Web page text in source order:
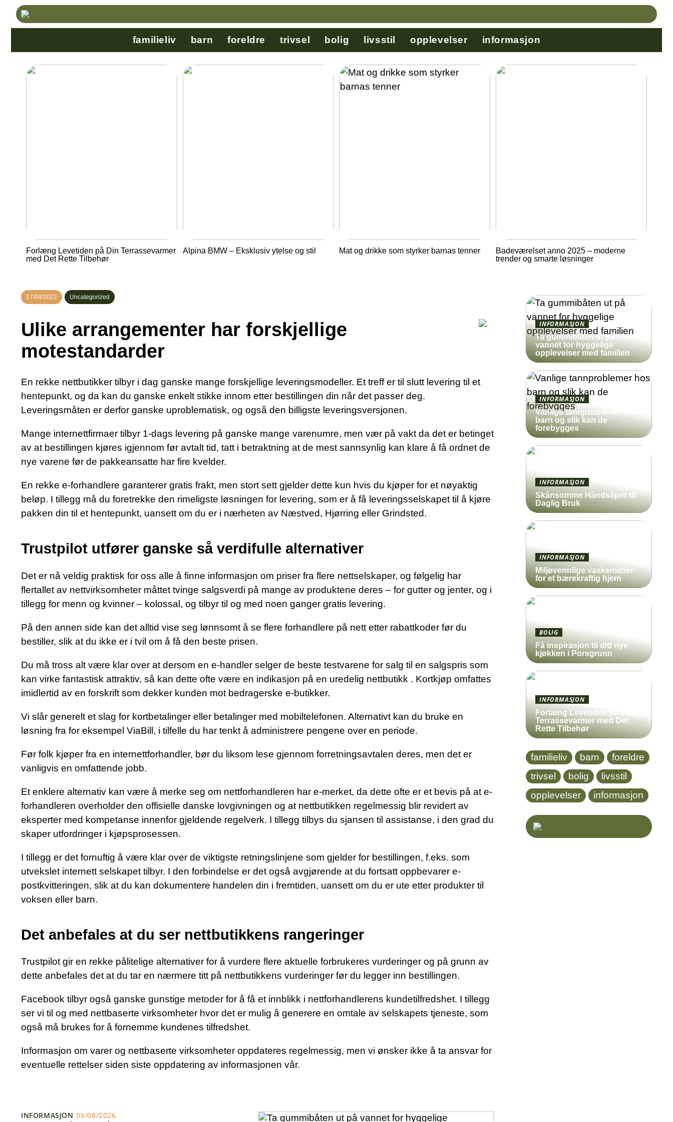
familieliv barn foreldre trivsel bolig livsstil opplevelser informasjon
Forlæng Levetiden på Din Terrassevarmer
med Det Rette Tilbehør
Alpina BMW – Eksklusiv ytelse og stil Mat og drikke som styrker barnas tenner
Badeværelset anno 2025 – moderne
trender og smarte løsninger
17/04/2022 Uncategorized
Ulike arrangementer har forskjellige
motestandarder
En rekke nettbutikker tilbyr i dag ganske mange forskjellige leveringsmodeller. Et treff er til slutt levering til et
hentepunkt, og da kan du ganske enkelt stikke innom etter bestillingen din når det passer deg.
Leveringsmåten er derfor ganske uproblematisk, og også den billigste leveringsversjonen.
Mange internettfirmaer tilbyr 1-dags levering på ganske mange varenumre, men vær på vakt da det er betinget
av at bestillingen kjøres igjennom før avtalt tid, tatt i betraktning at de mest sannsynlig kan klare å få ordnet de
nye varene før de pakkeansatte har fire kvelder.
En rekke e-forhandlere garanterer gratis frakt, men stort sett gjelder dette kun hvis du kjøper for et nøyaktig
beløp. I tillegg må du foretrekke den rimeligste løsningen for levering, som er å få leveringsselskapet til å kjøre
pakken din til et hentepunkt, uansett om du er i nærheten av Næstved, Hjørring eller Grindsted.
Trustpilot utfører ganske så verdifulle alternativer
Det er nå veldig praktisk for oss alle å finne informasjon om priser fra flere nettselskaper, og følgelig har
flertallet av nettvirksomheter måttet tvinge salgsverdi på mange av produktene deres – for gutter og jenter, og i
tillegg for menn og kvinner – kolossal, og tilbyr til og med noen ganger gratis levering.
På den annen side kan det alltid vise seg lønnsomt å se flere forhandlere på nett etter rabattkoder før du
bestiller, slik at du ikke er i tvil om å få den beste prisen.
Du må tross alt være klar over at dersom en e-handler selger de beste testvarene for salg til en salgspris som
kan virke fantastisk attraktiv, så kan dette ofte være en indikasjon på en uredelig nettbutikk . Kortkjøp omfattes
imidlertid av en forskrift som dekker kunden mot bedragerske e-butikker.
Vi slår generelt et slag for kortbetalinger eller betalinger med mobiltelefonen. Alternativt kan du bruke en
løsning fra for eksempel ViaBill, i tilfelle du har tenkt å administrere pengene over en periode.
Før folk kjøper fra en internettforhandler, bør du liksom lese gjennom forretningsavtalen deres, men det er
vanligvis en omfattende jobb.
Et enklere alternativ kan være å merke seg om nettforhandleren har e-merket, da dette ofte er et bevis på at e-
forhandleren overholder den offisielle danske lovgivningen og at nettbutikken regelmessig blir revidert av
eksperter med kompetanse innenfor gjeldende regelverk. I tillegg tilbys du sjansen til assistanse, i den grad du
skaper utfordringer i kjøpsprosessen.
I tillegg er det fornuftig å være klar over de viktigste retningslinjene som gjelder for bestillingen, f.eks. som
utvekslet internett selskapet tilbyr. I den forbindelse er det også avgjørende at du fortsatt oppbevarer e-
postkvitteringen, slik at du kan dokumentere handelen din i fremtiden, uansett om du er ute etter produkter til
voksen eller barn.
Det anbefales at du ser nettbutikkens rangeringer
Trustpilot gir en rekke pålitelige alternativer for å vurdere flere aktuelle forbrukeres vurderinger og på grunn av
dette anbefales det at du tar en nærmere titt på nettbutikkens vurderinger før du legger inn bestillingen.
Facebook tilbyr også ganske gunstige metoder for å få et innblikk i nettforhandlerens kundetilfredshet. I tillegg
ser vi til og med nettbaserte virksomheter hvor det er mulig å generere en omtale av selskapets tjeneste, som
også må brukes for å fornemme kundenes tilfredshet.
Informasjon om varer og nettbaserte virksomheter oppdateres regelmessig, men vi ønsker ikke å ta ansvar for
eventuelle rettelser siden siste oppdatering av informasjonen vår.
INFORMASJON 03/08/2026
INFORMASJON
Ta gummibåten ut på
vannet for hyggelige
opplevelser med familien
INFORMASJON
Vanlige tannproblemer hos
barn og slik kan de
forebygges
INFORMASJON
Skånsomme Håndsåper til
Daglig Bruk
INFORMASJON
Miljøvennlige vaskemidler
for et bærekraftig hjem
BOLIG
Få inspirasjon til ditt nye
kjøkken i Porsgrunn
INFORMASJON
Forlæng Levetiden på Din
Terrassevarmer med Det
Rette Tilbehør
familieliv barn
foreldre
trivsel
bolig
livsstil
opplevelser
informasjon